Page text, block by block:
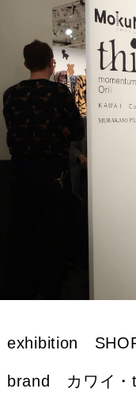
富士吉田ブランド バイ
2024.12.23
【イベント】堺キッチ
ン フェア2024開催
2024.11.21
『岩手県』東京インタ
ル・ギフト・ショー春
ました2026.02.06
SHOPPE OBEJCT
2025.02.04
【対談記事公開】職る
回 屏風×IHクッキング
2025.08.25
exhibition
brand カワイ・